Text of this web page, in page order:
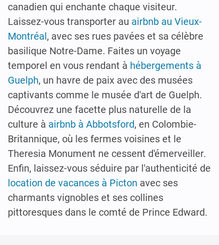
canadien qui enchante chaque visiteur.
Laissez-vous transporter au airbnb au Vieux-
Montréal, avec ses rues pavées et sa célèbre
basilique Notre-Dame. Faites un voyage
temporel en vous rendant à hébergements à
Guelph, un havre de paix avec des musées
captivants comme le musée d'art de Guelph.
Découvrez une facette plus naturelle de la
culture à airbnb à Abbotsford, en Colombie-
Britannique, où les fermes voisines et le
Theresia Monument ne cessent d'émerveiller.
Enfin, laissez-vous séduire par l'authenticité de
location de vacances à Picton avec ses
charmants vignobles et ses collines
pittoresques dans le comté de Prince Edward.